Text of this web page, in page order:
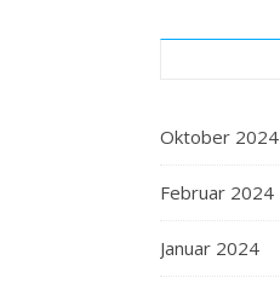
Oktober 2024
Februar 2024
Januar 2024